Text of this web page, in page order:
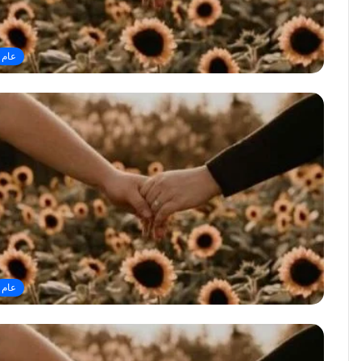
عام
عام